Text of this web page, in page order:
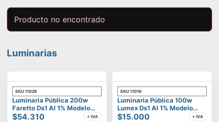
Producto no encontrado
Luminarias
SKU 11026
Luminaria Pública 200w
Faretto Ds1 Al 1% Modelo
Calisto
$54.310 + IVA
SKU 11016
Luminaria Pública 100w
Lumex Ds1 Al 1% Modelo
Vega
$15.000 + IVA